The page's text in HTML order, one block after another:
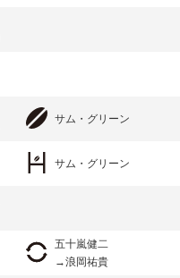
サム・グリーン
サム・グリーン
五十嵐健二
浪岡祐貴